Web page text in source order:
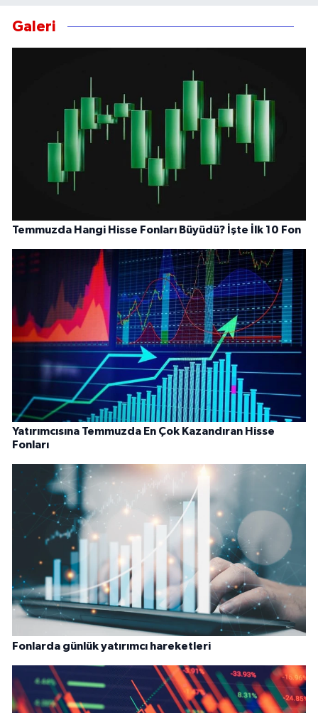
Galeri
Temmuzda Hangi Hisse Fonları Büyüdü? İşte İlk 10 Fon
Yatırımcısına Temmuzda En Çok Kazandıran Hisse
Fonları
Fonlarda günlük yatırımcı hareketleri